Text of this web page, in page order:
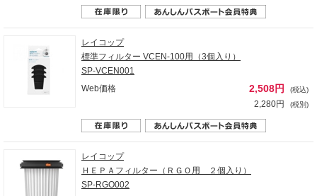
レイコップ
標準フィルター VCEN-100用（3個入り）
SP-VCEN001
Web価格
2,508円 (税込)
2,280円 (税別)
レイコップ
ＨＥＰＡフィルター（ＲＧＯ用 ２個入り）
SP-RGO002